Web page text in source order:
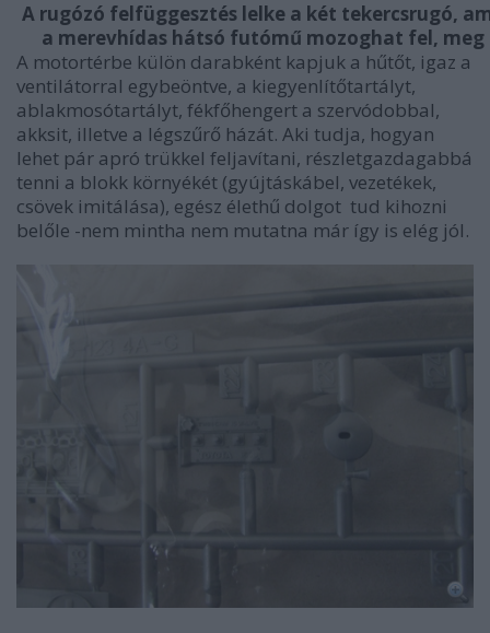
A rugózó felfüggesztés lelke a két tekercsrugó,
a merevhídas hátsó futómű mozoghat fel, meg
A motortérbe külön darabként kapjuk a hűtőt, igaz a
ventilátorral egybeöntve, a kiegyenlítőtartályt,
ablakmosótartályt, fékfőhengert a szervódobbal,
akksit, illetve a légszűrő házát. Aki tudja, hogyan
lehet pár apró trükkel feljavítani, részletgazdagabbá
tenni a blokk környékét (gyújtáskábel, vezetékek,
csövek imitálása), egész élethű dolgot tud kihozni
belőle -nem mintha nem mutatna már így is elég jól.